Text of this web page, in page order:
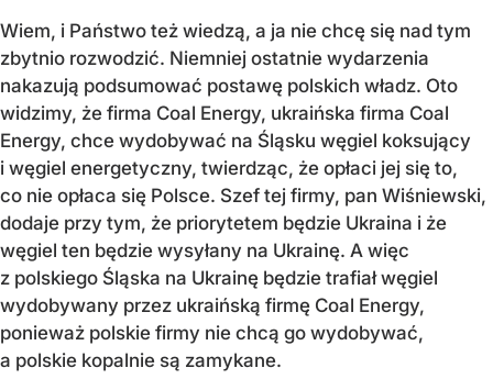
Wiem, i Państwo też wiedzą, a ja nie chcę się nad tym
zbytnio rozwodzić. Niemniej ostatnie wydarzenia
nakazują podsumować postawę polskich władz. Oto
widzimy, że firma Coal Energy, ukraińska firma Coal
Energy, chce wydobywać na Śląsku węgiel koksujący
i węgiel energetyczny, twierdząc, że opłaci jej się to,
co nie opłaca się Polsce. Szef tej firmy, pan Wiśniewski,
dodaje przy tym, że priorytetem będzie Ukraina i że
węgiel ten będzie wysyłany na Ukrainę. A więc
z polskiego Śląska na Ukrainę będzie trafiał węgiel
wydobywany przez ukraińską firmę Coal Energy,
ponieważ polskie firmy nie chcą go wydobywać,
a polskie kopalnie są zamykane.